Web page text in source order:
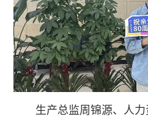
生产总监周锦源、人